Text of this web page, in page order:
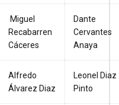
Miguel
Recabarren
Cáceres
Dante
Cervantes
Anaya
Alfredo
Álvarez Diaz
Leonel Diaz
Pinto